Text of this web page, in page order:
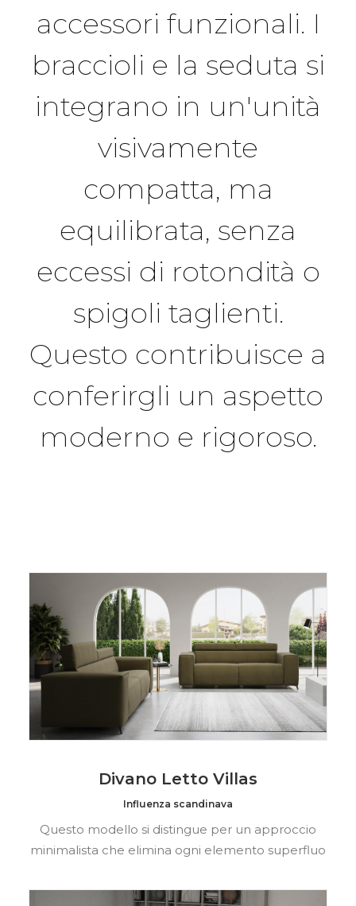
accessori funzionali. I
braccioli e la seduta si
integrano in un'unità
visivamente
compatta, ma
equilibrata, senza
eccessi di rotondità o
spigoli taglienti.
Questo contribuisce a
conferirgli un aspetto
moderno e rigoroso.
Divano Letto Villas
Influenza scandinava
Questo modello si distingue per un approccio
minimalista che elimina ogni elemento superfluo